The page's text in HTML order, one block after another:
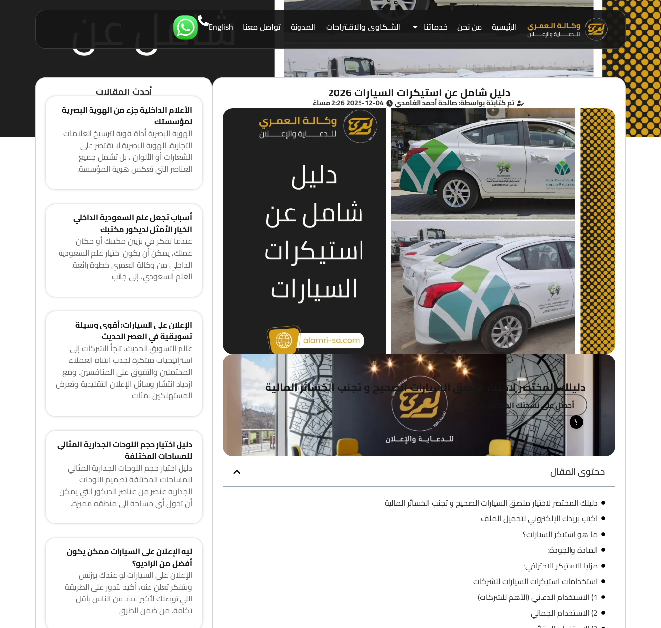
الرئيسية من نحن خدماتنا الشـكاوى والاقـتراحات المدونة تواصل معنا English
دليل شامل عن استيكرات السيارات 2026
تم كتابتة بواسطة: صالحة أحمد الغامدي 2025-12-04 2:26 مساءً
دليلك المختصر لاختيار ملصق السيارات الصحيح و تجنب الخسائر المالية
أحصل على نسختك المجانية الآن
؟
محتوى المقال
دليلك المختصر لاختيار ملصق السيارات الصحيح و تجنب الخسائر المالية
اكتب بريدك الإلكتروني لتحميل الملف
ما هو استيكر السيارات؟
المادة والجودة:
مزايا الاستيكر الاحترافي:
استخدامات استيكرات السيارات للشركات
1) الاستخدام الدعائي (الأهم للشركات)
2) الاستخدام الجمالي
أحدث المقالات
الأعلام الداخلية جزء من الهوية البصرية
لمؤسستك
الهوية البصرية أداة قوية لترسيخ العلامات
التجارية. الهوية البصرية لا تقتصر على
الشعارات أو الألوان ، بل تشمل جميع
العناصر التي تعكس هوية المؤسسة.
أسباب تجعل علم السعودية الداخلي
الخيار الأمثل لديكور مكتبك
عندما تفكر في تزيين مكتبك أو مكان
عملك، يمكن أن يكون اختيار علم السعودية
الداخلي من وكالة العمري خطوة رائعة.
العلم السعودي، إلى جانب
الإعلان على السيارات: أقوى وسيلة
تسويقية في العصر الحديث
عالم التسويق الحديث، تلجأ الشركات إلى
استراتيجيات مبتكرة لجذب انتباه العملاء
المحتملين والتفوق على المنافسين. ومع
ازدياد انتشار وسائل الإعلان التقليدية وتعرض
المستهلكين لمئات
دليل اختيار حجم اللوحات الجدارية المثالي
للمساحات المختلفة
دليل اختيار حجم اللوحات الجدارية المثالي
للمساحات المختلفة تصميم اللوحات
الجدارية عنصر من عناصر الديكور التي يمكن
أن تحول أي مساحة إلى منطقه مميزة.
ليه الإعلان على السيارات ممكن يكون
أفضل من الراديو؟
الإعلان على السيارات لو عندك بيزنس
وبتفكر تعلن عنه، أكيد بتدور على الطريقة
اللي توصلك لأكبر عدد من الناس بأقل
تكلفة. من ضمن الطرق